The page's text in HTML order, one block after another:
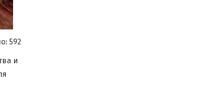
592
и